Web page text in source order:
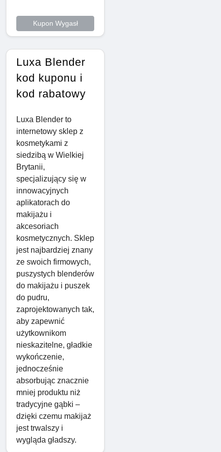
Kupon Wygasł
Luxa Blender
kod kuponu i
kod rabatowy
Luxa Blender to
internetowy sklep z
kosmetykami z
siedzibą w Wielkiej
Brytanii,
specjalizujący się w
innowacyjnych
aplikatorach do
makijażu i
akcesoriach
kosmetycznych. Sklep
jest najbardziej znany
ze swoich firmowych,
puszystych blenderów
do makijażu i puszek
do pudru,
zaprojektowanych tak,
aby zapewnić
użytkownikom
nieskazitelne, gładkie
wykończenie,
jednocześnie
absorbując znacznie
mniej produktu niż
tradycyjne gąbki –
dzięki czemu makijaż
jest trwalszy i
wygląda gładszy.